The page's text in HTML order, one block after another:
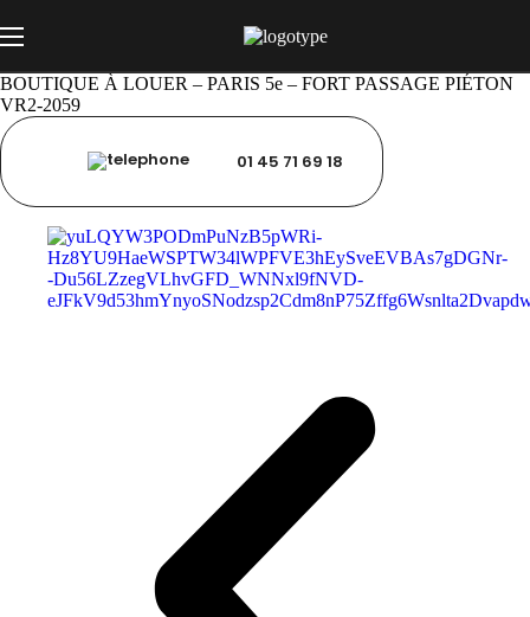
BOUTIQUE À LOUER – PARIS 5e – FORT PASSAGE PIÉTON
VR2-2059
01 45 71 69 18